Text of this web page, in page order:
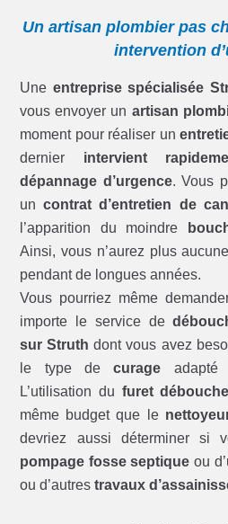
Un artisan plombier pas
intervention
Une entreprise spécialisée
vous envoyer un artisan
moment pour réaliser un
dernier intervient
dépannage d’urgence. Vous
uncontrat d’entretien de
l’apparition du moindre
Ainsi, vous n’aurez plus aucune
pendant de longues années.
Vous pourriez même
importe le service de
sur Struth dont vous avez
le type decurage
L’utilisation du furet
même budget que le
devriez aussi déterminer si
pompage fosse septique ou
ou d’autrestravaux